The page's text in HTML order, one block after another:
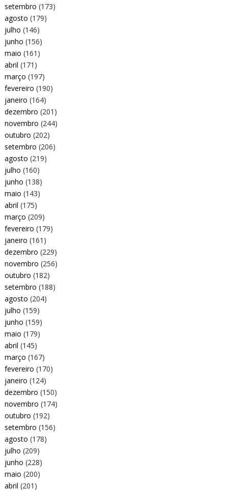
setembro (173)
agosto (179)
julho (146)
junho (156)
maio (161)
abril (171)
março (197)
fevereiro (190)
janeiro (164)
dezembro (201)
novembro (244)
outubro (202)
setembro (206)
agosto (219)
julho (160)
junho (138)
maio (143)
abril (175)
março (209)
fevereiro (179)
janeiro (161)
dezembro (229)
novembro (256)
outubro (182)
setembro (188)
agosto (204)
julho (159)
junho (159)
maio (179)
abril (145)
março (167)
fevereiro (170)
janeiro (124)
dezembro (150)
novembro (174)
outubro (192)
setembro (156)
agosto (178)
julho (209)
junho (228)
maio (200)
abril (201)